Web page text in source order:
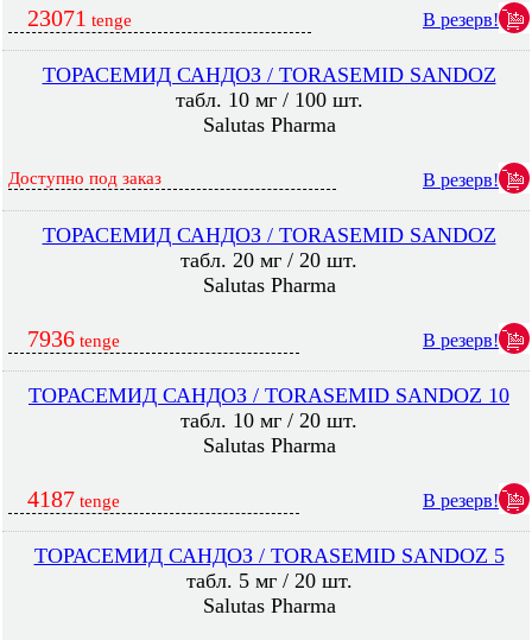
23071 tenge В резерв!
ТОРАСЕМИД САНДОЗ / TORASEMID SANDOZ
табл. 10 мг / 100 шт.
Salutas Pharma
Доступно под заказ В резерв!
ТОРАСЕМИД САНДОЗ / TORASEMID SANDOZ
табл. 20 мг / 20 шт.
Salutas Pharma
7936 tenge В резерв!
ТОРАСЕМИД САНДОЗ / TORASEMID SANDOZ 10
табл. 10 мг / 20 шт.
Salutas Pharma
4187 tenge В резерв!
ТОРАСЕМИД САНДОЗ / TORASEMID SANDOZ 5
табл. 5 мг / 20 шт.
Salutas Pharma